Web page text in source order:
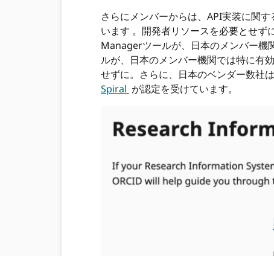
さらにメンバーからは、API実装に関
います 。開発者リソースを必要とせ
Managerツールが、日本のメンバー機
ルが、日本のメンバー機関では特に有
せずに。さらに、日本のベンダー数社は
Spiral が認定を受けています。